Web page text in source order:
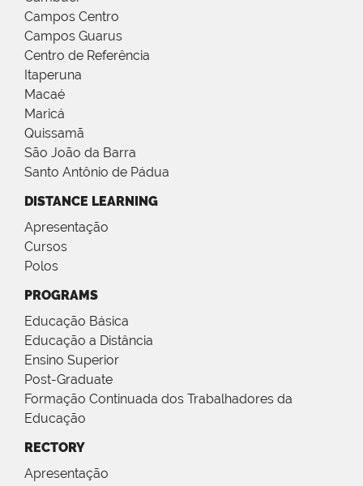
Campos Centro
Campos Guarus
Centro de Referência
Itaperuna
Macaé
Maricá
Quissamã
São João da Barra
Santo Antônio de Pádua
DISTANCE LEARNING
Apresentação
Cursos
Polos
PROGRAMS
Educação Básica
Educação a Distância
Ensino Superior
Post-Graduate
Formação Continuada dos Trabalhadores da
Educação
RECTORY
Apresentação